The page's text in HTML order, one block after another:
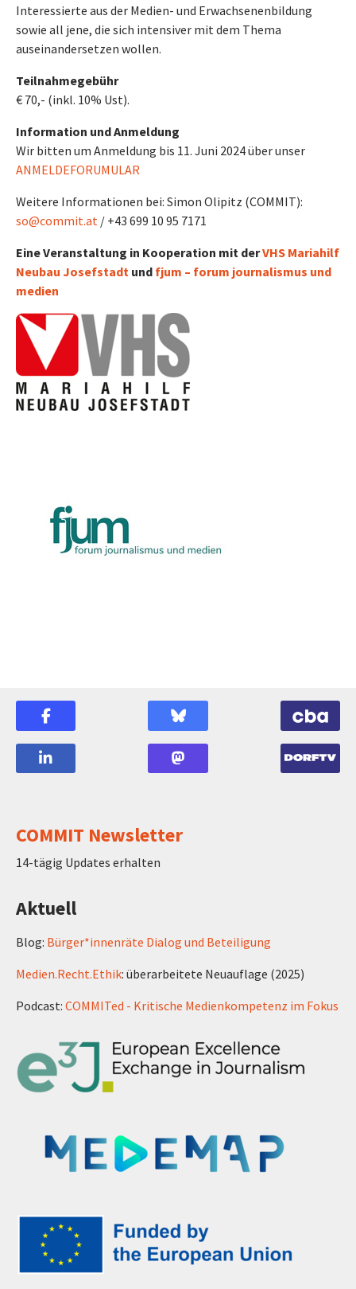
Interessierte aus der Medien- und Erwachsenenbildung
sowie all jene, die sich intensiver mit dem Thema
auseinandersetzen wollen.
Teilnahmegebühr
€ 70,- (inkl. 10% Ust).
Information und Anmeldung
Wir bitten um Anmeldung bis 11. Juni 2024 über unser
ANMELDEFORUMULAR
Weitere Informationen bei: Simon Olipitz (COMMIT):
so@commit.at / +43 699 10 95 7171
Eine Veranstaltung in Kooperation mit derVHS Mariahilf
Neubau Josefstadt und fjum – forum journalismus und
medien
COMMIT Newsletter
14-tägig Updates erhalten
Aktuell
Blog: Bürger*innenräte Dialog und Beteiligung
Medien.Recht.Ethik: überarbeitete Neuauflage (2025)
Podcast: COMMITed - Kritische Medienkompetenz im Fokus